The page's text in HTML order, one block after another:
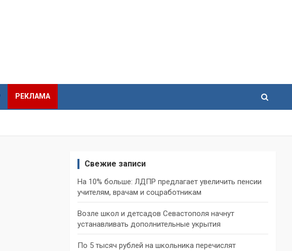
РЕКЛАМА
Свежие записи
На 10% больше: ЛДПР предлагает увеличить пенсии
учителям, врачам и соцработникам
Возле школ и детсадов Севастополя начнут
устанавливать дополнительные укрытия
По 5 тысяч рублей на школьника перечислят